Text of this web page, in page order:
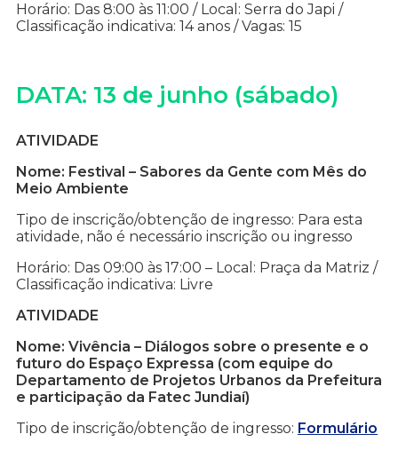
Horário: Das 8:00 às 11:00 / Local: Serra do Japi /
Classificação indicativa: 14 anos / Vagas: 15
DATA: 13 de junho (sábado)
ATIVIDADE
Nome: Festival – Sabores da Gente com Mês do
Meio Ambiente
Tipo de inscrição/obtenção de ingresso: Para esta
atividade, não é necessário inscrição ou ingresso
Horário: Das 09:00 às 17:00 – Local: Praça da Matriz /
Classificação indicativa: Livre
ATIVIDADE
Nome: Vivência – Diálogos sobre o presente e o
futuro do Espaço Expressa (com equipe do
Departamento de Projetos Urbanos da Prefeitura
e participação da Fatec Jundiaí)
Tipo de inscrição/obtenção de ingresso: Formulário